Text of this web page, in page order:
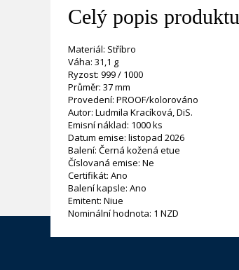
Celý popis produktu
Materiál: Stříbro
Váha: 31,1 g
Ryzost: 999 / 1000
Průměr: 37 mm
Provedení: PROOF/kolorováno
Autor: Ludmila Kracíková, DiS.
Emisní náklad: 1000 ks
Datum emise: listopad 2026
Balení: Černá kožená etue
Číslovaná emise: Ne
Certifikát: Ano
Balení kapsle: Ano
Emitent: Niue
Nominální hodnota: 1 NZD